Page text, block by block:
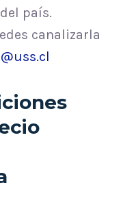
país.
canalizarla